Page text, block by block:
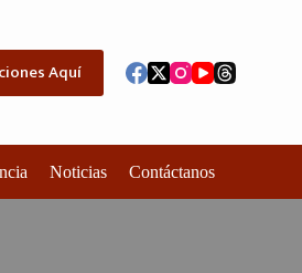
Aquí
Noticias Contáctanos